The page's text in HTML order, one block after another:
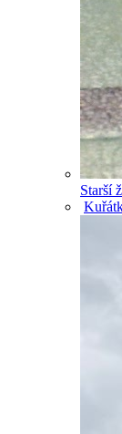
Starší